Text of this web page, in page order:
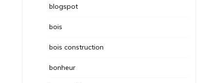
blogspot
bois
bois construction
bonheur